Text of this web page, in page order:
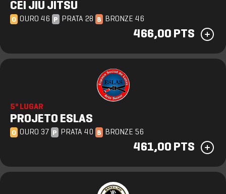
CEI JIU JITSU
O OURO 46 P PRATA 28 B BRONZE 46
466,00 PTS
5º LUGAR
PROJETO ESLAS
O OURO 37 P PRATA 40 B BRONZE 56
461,00 PTS